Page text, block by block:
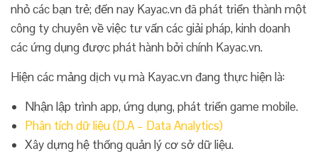
nhỏ các bạn trẻ; đến nay Kayac.vn đã phát triển thành một
công ty chuyên về việc tư vấn các giải pháp, kinh doanh
các ứng dụng được phát hành bởi chính Kayac.vn.
Hiện các mảng dịch vụ mà Kayac.vn đang thực hiện là:
Nhận lập trình app, ứng dụng, phát triển game mobile.
Phân tích dữ liệu (D.A – Data Analytics)
Xây dựng hệ thống quản lý cơ sở dữ liệu.